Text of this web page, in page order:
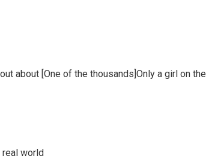
about [One of the thousands]Only a girl on the
real world